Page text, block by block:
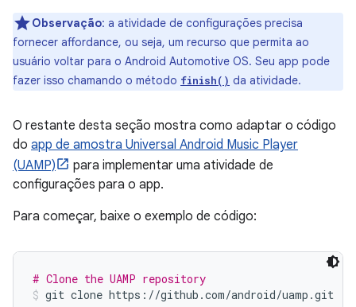
Observação: a atividade de configurações precisa
fornecer affordance, ou seja, um recurso que permita ao
usuário voltar para o Android Automotive OS. Seu app pode
fazer isso chamando o método finish() da atividade.
O restante desta seção mostra como adaptar o código
do app de amostra Universal Android Music Player
(UAMP)
para implementar uma atividade de
configurações para o app.
Para começar, baixe o exemplo de código:
# Clone the UAMP repository
git clone https://github.com/android/uamp.git